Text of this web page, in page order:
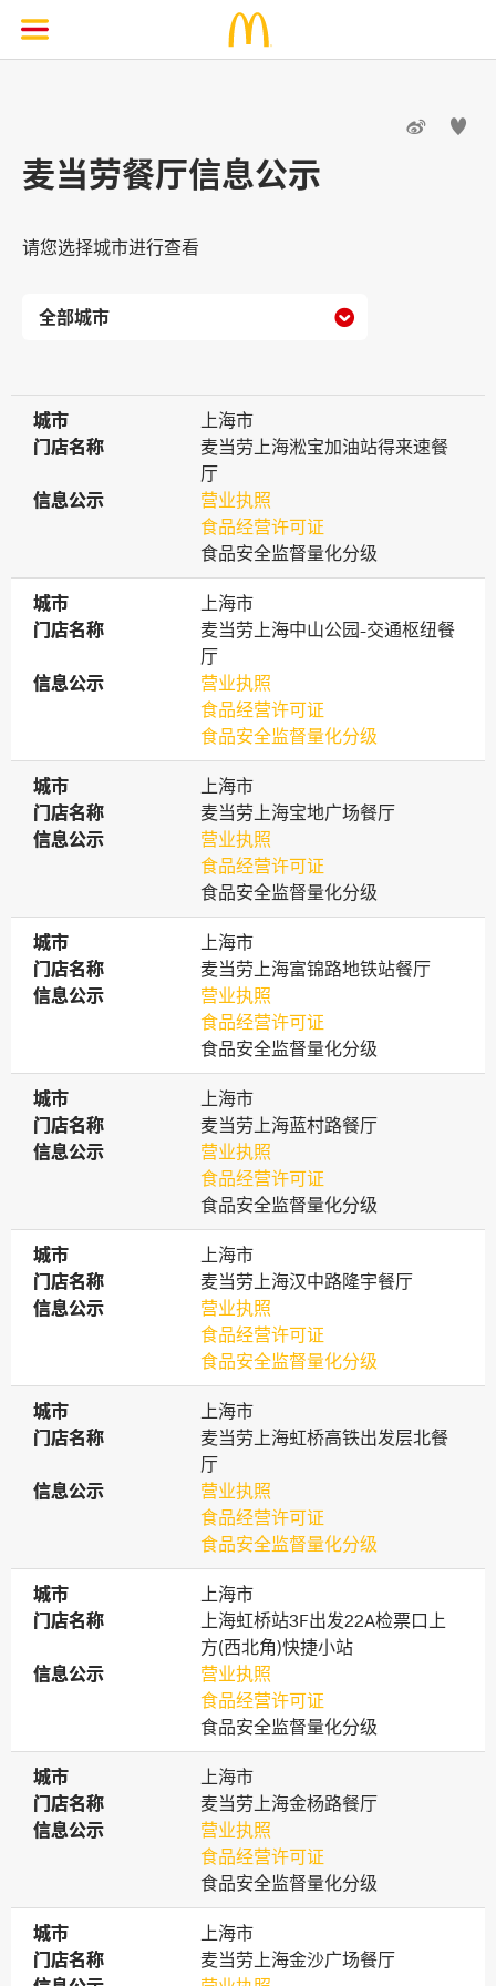
 
麦当劳餐厅信息公示
请您选择城市进行查看

城市
城市
上海市
门店名称
门店名称
麦当劳上海淞宝加油站得来速餐
厅
信息公示
信息公示
营业执照
食品经营许可证
食品安全监督量化分级
城市
城市
上海市
门店名称
门店名称
麦当劳上海中山公园-交通枢纽餐
厅
信息公示
信息公示
营业执照
食品经营许可证
食品安全监督量化分级
城市
城市
上海市
门店名称
门店名称
麦当劳上海宝地广场餐厅
信息公示
信息公示
营业执照
食品经营许可证
食品安全监督量化分级
城市
城市
上海市
门店名称
门店名称
麦当劳上海富锦路地铁站餐厅
信息公示
信息公示
营业执照
食品经营许可证
食品安全监督量化分级
城市
城市
上海市
门店名称
门店名称
麦当劳上海蓝村路餐厅
信息公示
信息公示
营业执照
食品经营许可证
食品安全监督量化分级
城市
城市
上海市
门店名称
门店名称
麦当劳上海汉中路隆宇餐厅
信息公示
信息公示
营业执照
食品经营许可证
食品安全监督量化分级
城市
城市
上海市
门店名称
门店名称
麦当劳上海虹桥高铁出发层北餐
厅
信息公示
信息公示
营业执照
食品经营许可证
食品安全监督量化分级
城市
城市
上海市
门店名称
门店名称
上海虹桥站3F出发22A检票口上
方(西北角)快捷小站
信息公示
信息公示
营业执照
食品经营许可证
食品安全监督量化分级
城市
城市
上海市
门店名称
门店名称
麦当劳上海金杨路餐厅
信息公示
信息公示
营业执照
食品经营许可证
食品安全监督量化分级
城市
城市
上海市
门店名称
门店名称
麦当劳上海金沙广场餐厅